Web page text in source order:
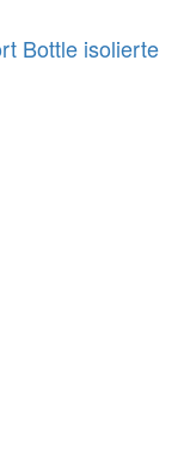
Bottle isolierte